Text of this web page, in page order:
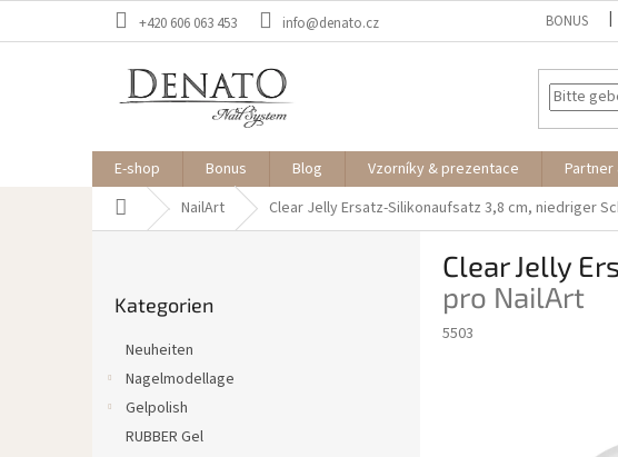
+420 606 063 453 info@denato.cz BONUS
E-shop Bonus Blog Vzorníky & prezentace
StartseiteNailArt Clear Jelly Ersatz-Silikonaufsatz 3,8 cm, niedriger
überspringen
Kategorien
Neuheiten
Nagelmodellage
Gelpolish
RUBBER Gel
Clear Jelly
pro NailArt
5503